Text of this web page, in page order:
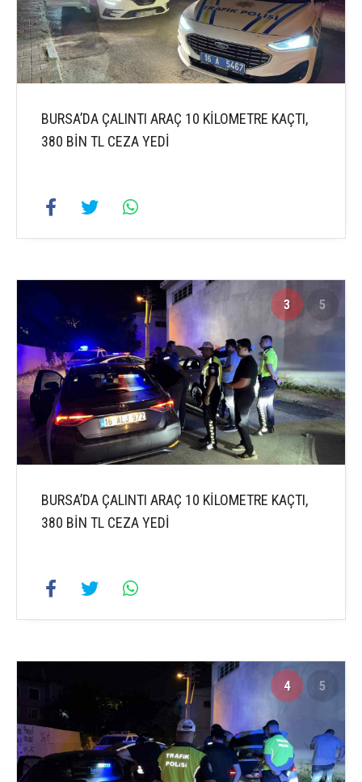
BURSA’DA ÇALINTI ARAÇ 10 KİLOMETRE KAÇTI,
380 BİN TL CEZA YEDİ
3 5
BURSA’DA ÇALINTI ARAÇ 10 KİLOMETRE KAÇTI,
380 BİN TL CEZA YEDİ
4 5